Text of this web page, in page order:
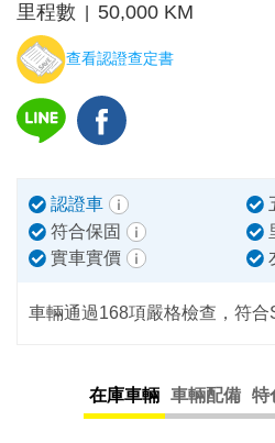
里程數
50,000 KM
查看認證查定書
認證車
符合保固
實車實價
車輛通過168項嚴格檢查，符
在庫車輛 車輛配備 特